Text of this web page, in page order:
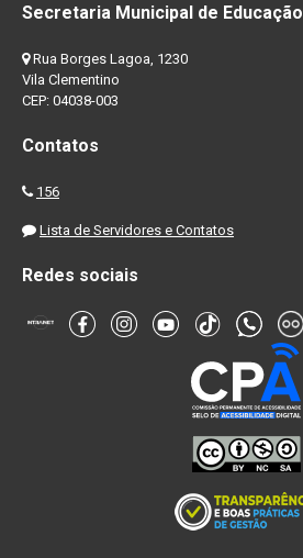
Secretaria Municipal de Educação
Rua Borges Lagoa, 1230
Vila Clementino
CEP: 04038-003
Contatos
156
Lista de Servidores e Contatos
Redes sociais